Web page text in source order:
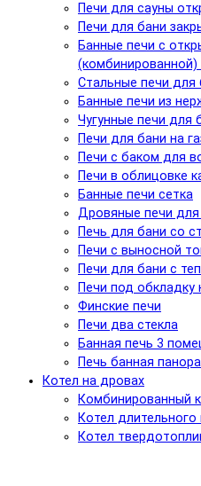
Печи для сауны
Печи для бани
Банные печи с
(комбинированной)
Стальные печи для
Банные печи из
Чугунные печи для
Печи для бани на
Печи с баком для
Печи в облицовке
Банные печи сетка
Дровяные печи для
Печь для бани со
Печи с выносной
Печи для бани с
Печи под обкладку
Финские печи
Печи два стекла
Банная печь 3
Печь банная
Котел на дровах
Комбинированный
Котел
Котел